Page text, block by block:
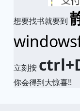
想要找书就要到
立刻按
你会得到大惊喜!!